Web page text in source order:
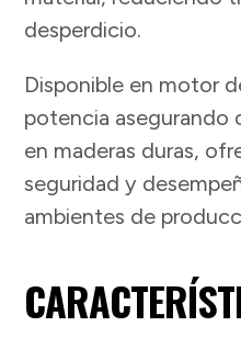
desperdicio.
Disponible en motor
potencia asegurando
en maderas duras,
seguridad y
ambientes de